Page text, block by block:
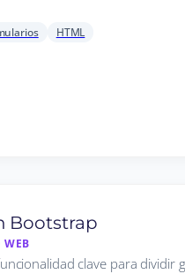
HTML
Bootstrap
WEB
clave para dividir